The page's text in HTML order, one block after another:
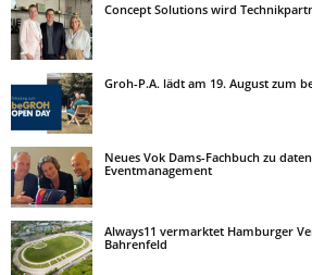
Concept Solutions wird
Groh-P.A. lädt am 19. August zum
Neues Vok Dams-Fachbuch zu
Eventmanagement
Always11 vermarktet Hamburger
Bahrenfeld